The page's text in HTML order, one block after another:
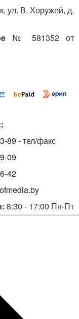
ул. В. Хоружей, д.
№ 581352 от
89 - тел/факс
09
42
8:30 - 17:00 Пн-Пт